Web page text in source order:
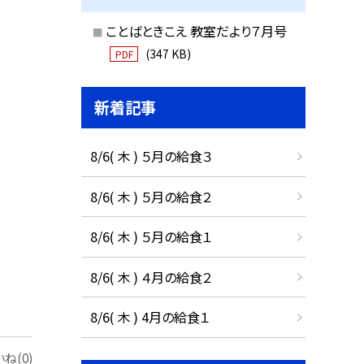
ね(0)
ことばときこえ 教室だより７月号
PDF (347 KB)
新着記事
8/6( 木 ) ５月の給食３
8/6( 木 ) ５月の給食２
8/6( 木 ) ５月の給食１
8/6( 木 ) ４月の給食２
8/6( 木 ) 4月の給食１